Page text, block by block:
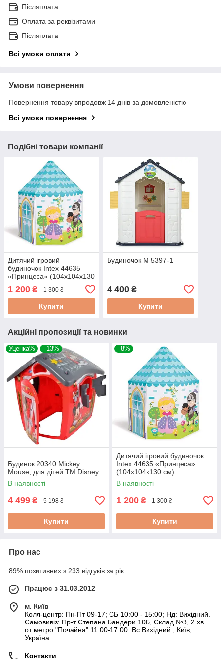
Післяплата
Оплата за реквізитами
Післяплата
Всі умови оплати
Умови повернення
Повернення товару впродовж 14 днів за домовленістю
Всі умови повернення
Подібні товари компанії
Дитячий ігровий
будиночок Intex 44635
«Принцеса» (104х104х130
см)
1 200 ₴ 1 300 ₴
Купити
Будиночок M 5397-1
4 400₴
Купити
Акційні пропозиції та новинки
Уценка% –13%
Будинок 20340 Mickey
Mouse, для дітей ТМ Disney
В наявності
4 499 ₴ 5 198 ₴
Купити
–8%
Дитячий ігровий будиночок
Intex 44635 «Принцеса»
(104х104х130 см)
В наявності
1 200 ₴ 1 300 ₴
Купити
Про нас
89% позитивних з 233 відгуків за рік
Працює з 31.03.2012
м. Київ
Колл-центр: Пн-Пт 09-17; СБ 10:00 - 15:00; Нд: Вихідний.
Самовивіз: Пр-т Степана Бандери 10Б, Склад №3, 2 хв.
от метро "Почайна" 11:00-17:00. Вс Вихідний , Київ,
Україна
Контакти